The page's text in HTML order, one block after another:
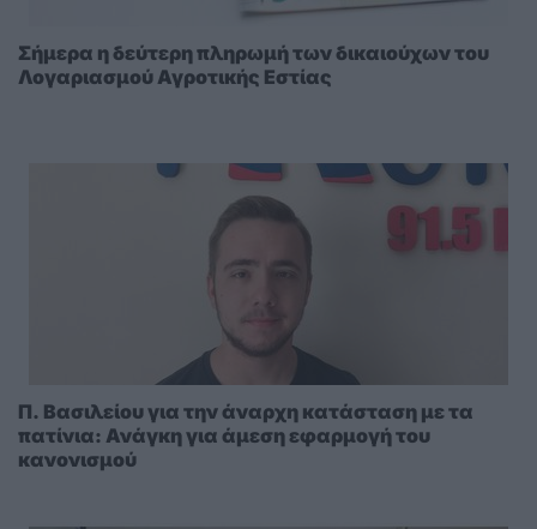
Σήμερα η δεύτερη πληρωμή των δικαιούχων του
Λογαριασμού Αγροτικής Εστίας
Π. Βασιλείου για την άναρχη κατάσταση με τα
πατίνια: Ανάγκη για άμεση εφαρμογή του
κανονισμού